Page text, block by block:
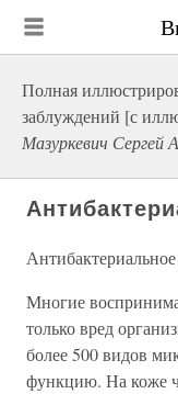
Полная
заблуждений [с
Мазуркевич Сергей
Многие
только вред
более 500 видов
функцию. На коже